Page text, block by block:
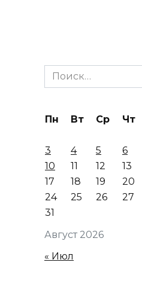
Search
for:
Август 2026
Пн Вт Ср Чт
3
4 5 6
10
11 12 13
17
18 19 20
24
25 26 27
31
« Июл